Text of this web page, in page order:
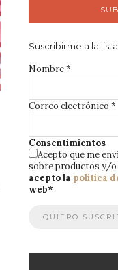
Suscribirme a la
Nombre*
Correo electrónico *
Consentimientos
Acepto que me
sobre productos y/
acepto la política
web*